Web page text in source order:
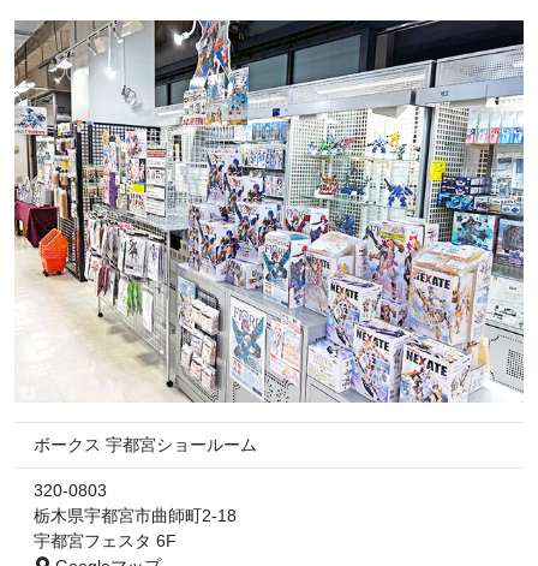
ボークス 宇都宮ショールーム
320-0803
栃木県宇都宮市曲師町2-18
宇都宮フェスタ 6F